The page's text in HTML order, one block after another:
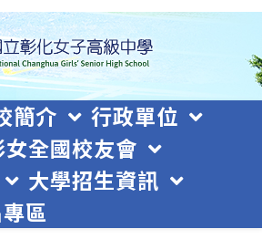
簡介
行政單位
女全國校友會
大學招生資訊
區